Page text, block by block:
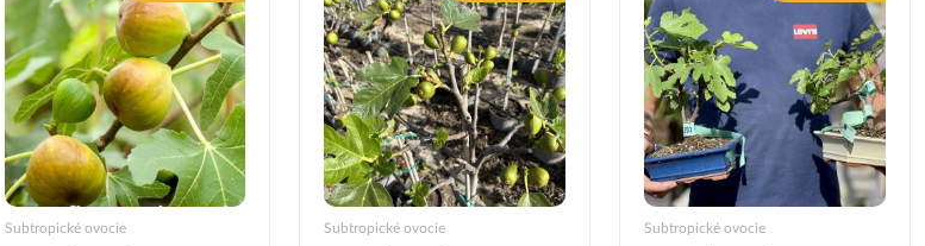
Subtropické ovocie Subtropické ovocie Subtropické ovocie